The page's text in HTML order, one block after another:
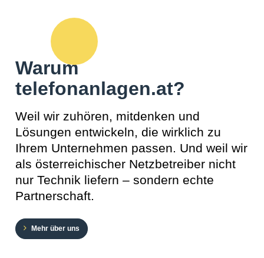
Warum
telefonanlagen.at?
Weil wir zuhören, mitdenken und
Lösungen entwickeln, die wirklich zu
Ihrem Unternehmen passen. Und weil wir
als österreichischer Netzbetreiber nicht
nur Technik liefern – sondern echte
Partnerschaft.
Mehr über uns